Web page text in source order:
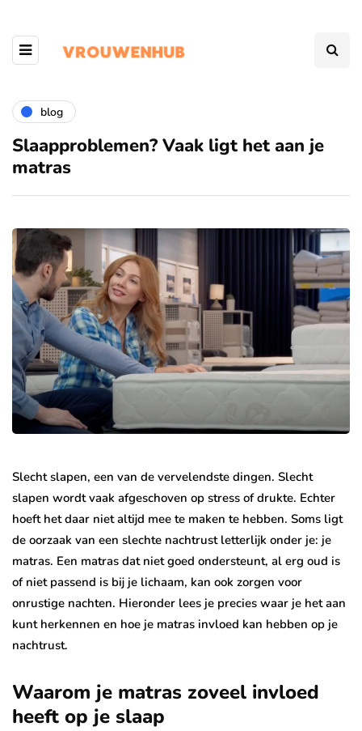
blog
Slaapproblemen? Vaak ligt het aan je
matras
Slecht slapen, een van de vervelendste dingen. Slecht
slapen wordt vaak afgeschoven op stress of drukte. Echter
hoeft het daar niet altijd mee te maken te hebben. Soms ligt
de oorzaak van een slechte nachtrust letterlijk onder je: je
matras. Een matras dat niet goed ondersteunt, al erg oud is
of niet passend is bij je lichaam, kan ook zorgen voor
onrustige nachten. Hieronder lees je precies waar je het aan
kunt herkennen en hoe je matras invloed kan hebben op je
nachtrust.
Waarom je matras zoveel invloed
heeft op je slaap